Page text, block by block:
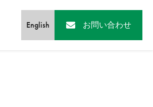
English お問い合わせ